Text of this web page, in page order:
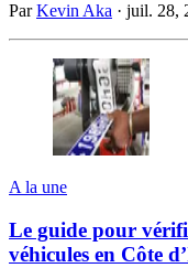
ParKevin Aka · juil. 28,
A la une
Le guide pour
véhicules en Côte